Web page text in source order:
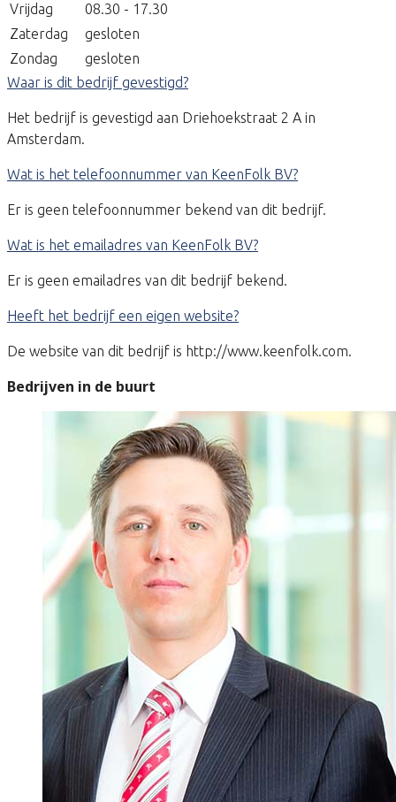
Vrijdag
08.30 - 17.30
Zaterdag
gesloten
Zondag
gesloten
Waar is dit bedrijf gevestigd?
Het bedrijf is gevestigd aan Driehoekstraat 2 A in
Amsterdam.
Wat is het telefoonnummer van KeenFolk BV?
Er is geen telefoonnummer bekend van dit bedrijf.
Wat is het emailadres van KeenFolk BV?
Er is geen emailadres van dit bedrijf bekend.
Heeft het bedrijf een eigen website?
De website van dit bedrijf is http://www.keenfolk.com.
Bedrijven in de buurt